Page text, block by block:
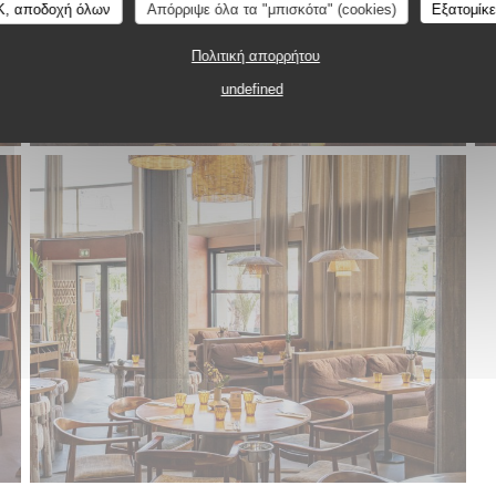
αποδοχή όλων Απόρριψε όλα τα "μπισκότα" (cookies)
Πολιτική απορρήτου
undefined